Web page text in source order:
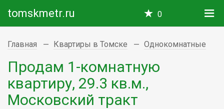
tomskmetr.ru 0
Главная Квартиры в Томске Однокомнатные
Продам 1-комнатную
квартиру, 29.3 кв.м.,
Московский тракт